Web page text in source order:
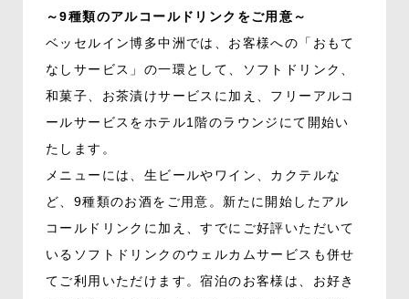
～9種類のアルコールドリンクをご用意～
ベッセルイン博多中洲では、お客様への「おもて
なしサービス」の一環として、ソフトドリンク、
和菓子、お茶漬けサービスに加え、フリーアルコ
ールサービスをホテル1階のラウンジにて開始い
たします。
メニューには、生ビールやワイン、カクテルな
ど、9種類のお酒をご用意。新たに開始したアル
コールドリンクに加え、すでにご好評いただいて
いるソフトドリンクのウェルカムサービスも併せ
てご利用いただけます。宿泊のお客様は、お好き